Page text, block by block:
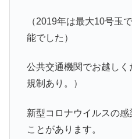
（2019年は最大10号玉
能でした）
公共交通機関でお越し
規制あり。）
新型コロナウイルスの
ことがあります。